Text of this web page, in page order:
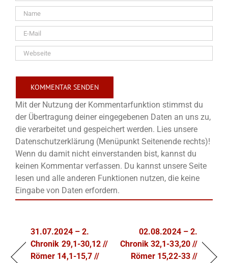
Mit der Nutzung der Kommentarfunktion stimmst du
der Übertragung deiner eingegebenen Daten an uns zu,
die verarbeitet und gespeichert werden. Lies unsere
Datenschutzerklärung (Menüpunkt Seitenende rechts)!
Wenn du damit nicht einverstanden bist, kannst du
keinen Kommentar verfassen. Du kannst unsere Seite
lesen und alle anderen Funktionen nutzen, die keine
Eingabe von Daten erfordern.
31.07.2024 – 2.
Chronik 29,1-30,12 //
Römer 14,1-15,7 //
02.08.2024 – 2.
Chronik 32,1-33,20 //
Römer 15,22-33 //